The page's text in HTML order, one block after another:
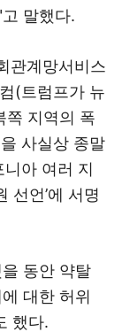
말했다.
관계망서비스
(트럼프가 뉴
쪽 지역의 폭
사실상 종말
아 여러 지
선언’에 서명
동안 약탈
대한 허위
했다.